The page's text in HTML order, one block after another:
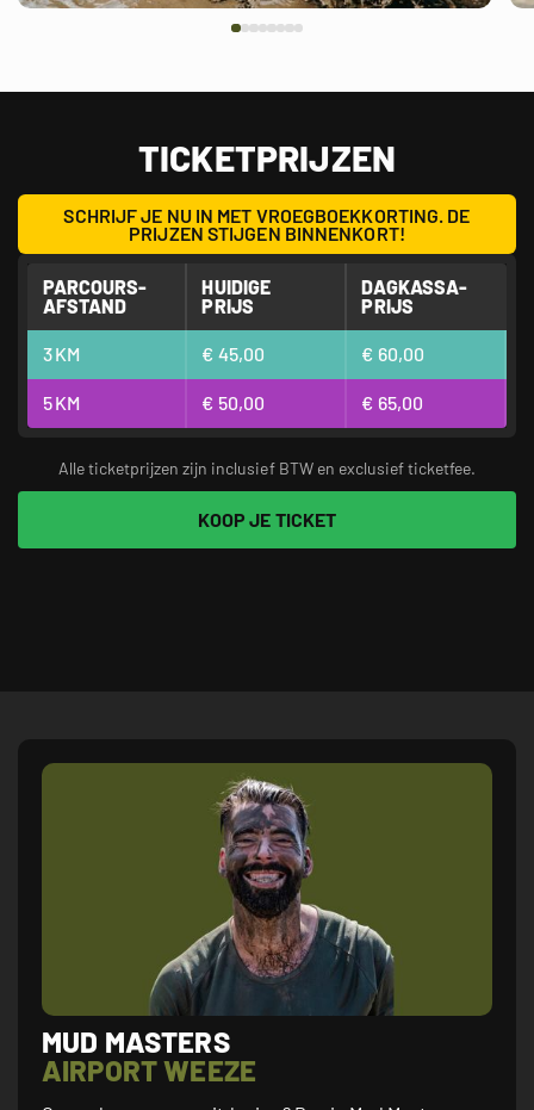
TICKETPRIJZEN
SCHRIJF JE NU IN MET VROEGBOEKKORTING. DE
PRIJZEN STIJGEN BINNENKORT!
PARCOURS­
AFSTAND
HUIDIGE
PRIJS
DAGKASSA­
PRIJS
3KM € 45,00 € 60,00
5KM € 50,00 € 65,00
Alle ticketprijzen zijn inclusief BTW en exclusief ticketfee.
KOOP JE TICKET
MUD MASTERS
AIRPORT WEEZE